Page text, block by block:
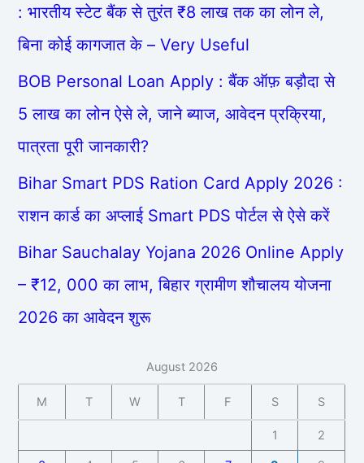
: भारतीय स्टेट बैंक से तुरंत ₹8 लाख तक का लोन ले,
बिना कोई कागजात के – Very Useful
BOB Personal Loan Apply : बैंक ऑफ़ बड़ौदा से
5 लाख का लोन ऐसे ले, जाने ब्याज, आवेदन प्रक्रिया,
पात्रता पूरी जानकारी?
Bihar Smart PDS Ration Card Apply 2026 :
राशन कार्ड का अप्लाई Smart PDS पोर्टल से ऐसे करें
Bihar Sauchalay Yojana 2026 Online Apply
– ₹12, 000 का लाभ, बिहार ग्रामीण शौचालय योजना
2026 का आवेदन शुरू
August 2026
M T W T F S S
1 2